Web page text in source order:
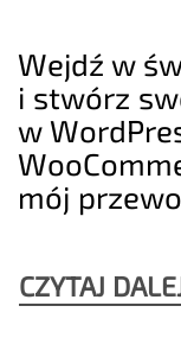
Wejdź w
i stwórz
w
mój
CZYTAJ